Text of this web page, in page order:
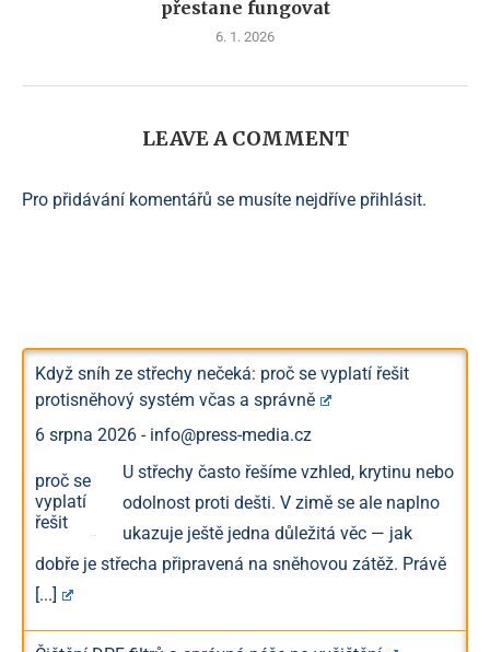
přestane fungovat
6. 1. 2026
LEAVE A COMMENT
Pro přidávání komentářů se musíte nejdříve přihlásit.
Když sníh ze střechy nečeká: proč se vyplatí řešit
protisněhový systém včas a správně
6 srpna 2026 - info@press-media.cz
U střechy často řešíme vzhled, krytinu nebo
odolnost proti dešti. V zimě se ale naplno
ukazuje ještě jedna důležitá věc — jak
dobře je střecha připravená na sněhovou zátěž. Právě
[...]